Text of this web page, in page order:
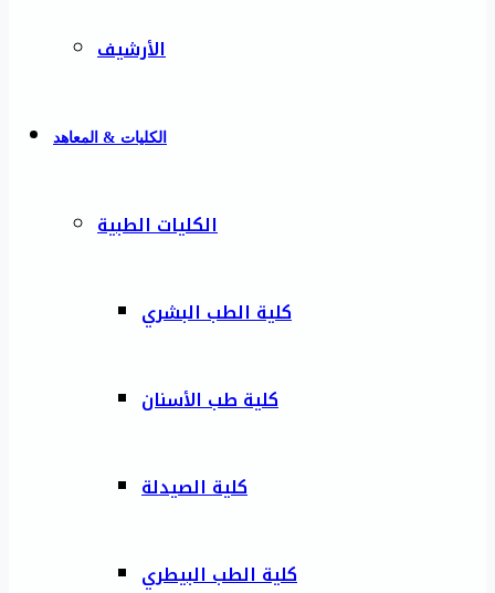
الأرشيف
الكليات & المعاهد
الكليات الطبية
كلية الطب البشري
كلية طب الأسنان
كلية الصيدلة
كلية الطب البيطري